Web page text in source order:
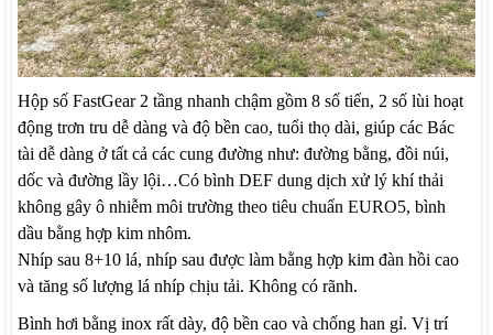
Hộp số FastGear 2 tầng nhanh chậm gồm 8 số tiến, 2 số lùi hoạt
động trơn tru dễ dàng và độ bền cao, tuổi thọ dài, giúp các Bác
tài dễ dàng ở tất cả các cung đường như: đường bằng, đồi núi,
dốc và đường lầy lội…Có bình DEF dung dịch xử lý khí thải
không gây ô nhiễm môi trường theo tiêu chuẩn EURO5, bình
dầu bằng hợp kim nhôm.
Nhíp sau 8+10 lá, nhíp sau được làm bằng hợp kim đàn hồi cao
và tăng số lượng lá nhíp chịu tải. Không có rãnh.
Bình hơi bằng inox rất dày, độ bền cao và chống han gỉ. Vị trí